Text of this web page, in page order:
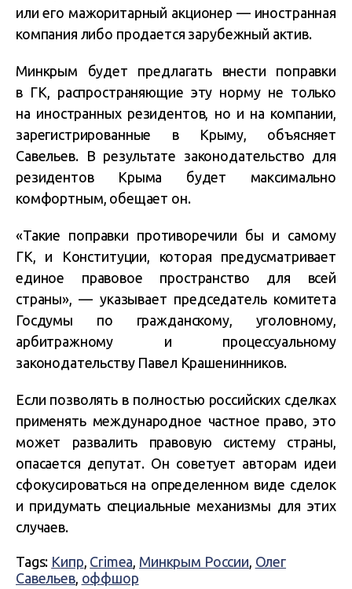
или его мажоритарный акционер — иностранная
компания либо продается зарубежный актив.
Минкрым будет предлагать внести поправки
в ГК, распространяющие эту норму не только
на иностранных резидентов, но и на компании,
зарегистрированные в Крыму, объясняет
Савельев. В результате законодательство для
резидентов Крыма будет максимально
комфортным, обещает он.
«Такие поправки противоречили бы и самому
ГК, и Конституции, которая предусматривает
единое правовое пространство для всей
страны», — указывает председатель комитета
Госдумы по гражданскому, уголовному,
арбитражному и процессуальному
законодательству Павел Крашенинников.
Если позволять в полностью российских сделках
применять международное частное право, это
может развалить правовую систему страны,
опасается депутат. Он советует авторам идеи
сфокусироваться на определенном виде сделок
и придумать специальные механизмы для этих
случаев.
Tags: Кипр, Crimea, Минкрым России, Олег
Савельев, оффшор